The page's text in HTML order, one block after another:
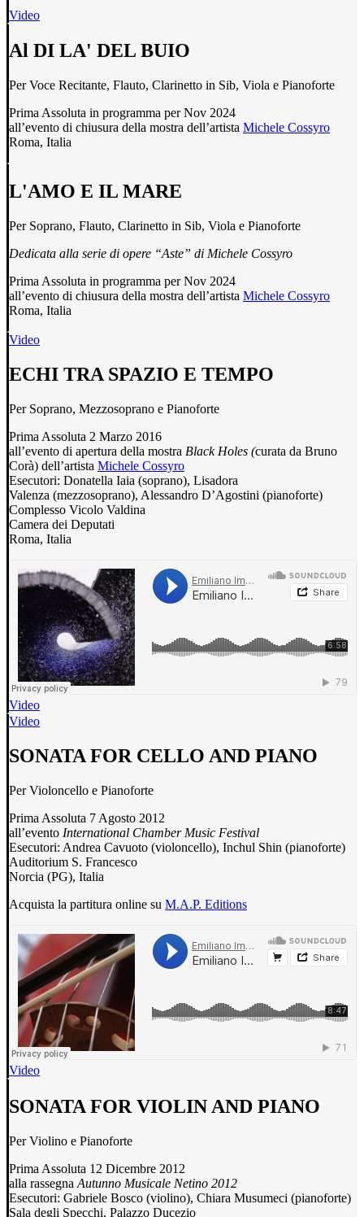
Video
Al DI LA' DEL BUIO
Per Voce Recitante, Flauto, Clarinetto in Sib, Viola e Pianoforte
Prima Assoluta in programma per Nov 2024
all’evento di chiusura della mostra dell’artista Michele Cossyro
Roma, Italia
L'AMO E IL MARE
Per Soprano, Flauto, Clarinetto in Sib, Viola e Pianoforte
Dedicata alla serie di opere “Aste” di Michele Cossyro
Prima Assoluta in programma per Nov 2024
all’evento di chiusura della mostra dell’artista Michele Cossyro
Roma, Italia
Video
ECHI TRA SPAZIO E TEMPO
Per Soprano, Mezzosoprano e Pianoforte
Prima Assoluta 2 Marzo 2016
all’evento di apertura della mostra Black Holes (curata da Bruno
Corà) dell’artista Michele Cossyro
Esecutori: Donatella Iaia (soprano), Lisadora
Valenza (mezzosoprano), Alessandro D’Agostini (pianoforte)
Complesso Vicolo Valdina
Camera dei Deputati
Roma, Italia
Video
Video
SONATA FOR CELLO AND PIANO
Per Violoncello e Pianoforte
Prima Assoluta 7 Agosto 2012
all’evento International Chamber Music Festival
Esecutori: Andrea Cavuoto (violoncello), Inchul Shin (pianoforte)
Auditorium S. Francesco
Norcia (PG), Italia
Acquista la partitura online su M.A.P. Editions
Video
SONATA FOR VIOLIN AND PIANO
Per Violino e Pianoforte
Prima Assoluta 12 Dicembre 2012
alla rassegna Autunno Musicale Netino 2012
Esecutori: Gabriele Bosco (violino), Chiara Musumeci (pianoforte)
Sala degli Specchi, Palazzo Ducezio